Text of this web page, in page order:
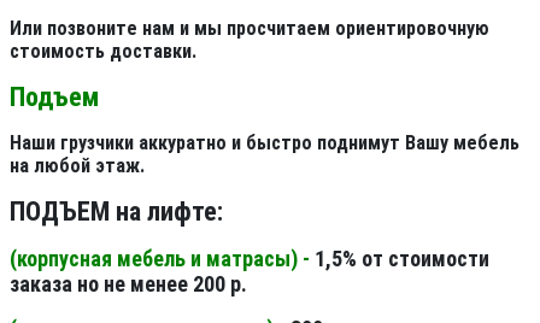
Или позвоните нам и мы просчитаем ориентировочную
стоимость доставки.
Подъем
Наши грузчики аккуратно и быстро поднимут Вашу мебель
на любой этаж.
ПОДЪЕМ на лифте:
(корпусная мебель и матрасы) - 1,5% от стоимости
заказа но не менее 200 р.